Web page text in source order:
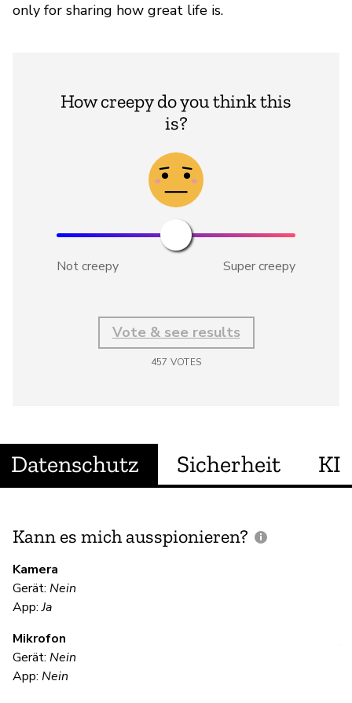
only for sharing how great life is.
How creepy do you think this
is?
Not creepy Super creepy
Vote & see results
457 VOTES
Datenschutz Sicherheit KI
Kann es mich ausspionieren?
Kamera
Gerät: Nein
App:Ja
Mikrofon
Gerät: Nein
App: Nein